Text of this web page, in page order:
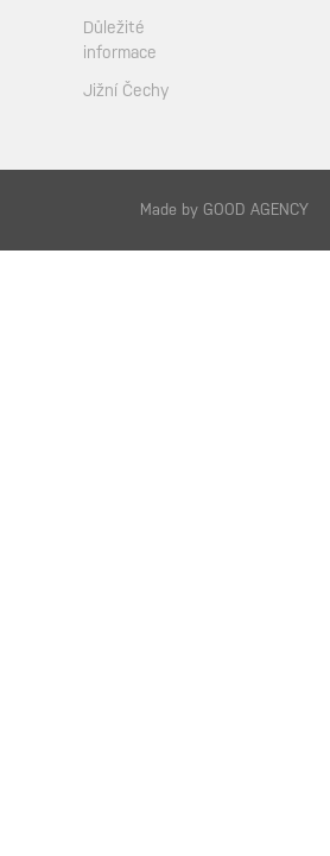
Důležité
informace
Jižní Čechy
Made by GOOD AGENCY